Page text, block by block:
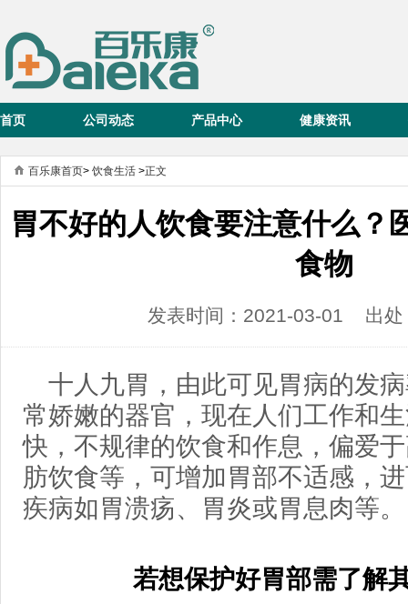
首页 公司动态 产品中心 健康资讯
百乐康首页> 饮食生活 >正文
胃不好的人饮食要注意什么？
食物
发表时间：2021-03-01 出
十人九胃，由此可见胃病的发
常娇嫩的器官，现在人们工作和
快，不规律的饮食和作息，偏爱
肪饮食等，可增加胃部不适感，
疾病如胃溃疡、胃炎或胃息肉等。
若想保护好胃部需了解